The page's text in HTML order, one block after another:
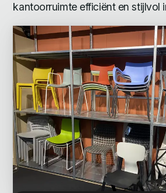
kantoorruimte efficiënt en stijlvol